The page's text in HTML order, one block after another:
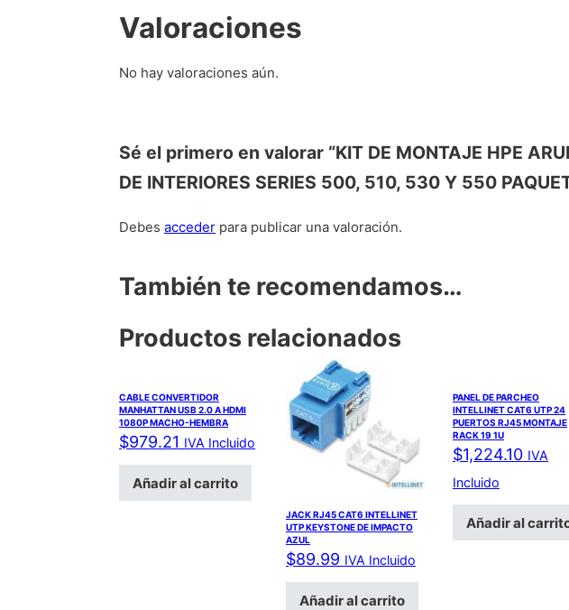
Valoraciones
No hay valoraciones aún.
Sé el primero en valorar “KIT DE MONTAJE HPE
DE INTERIORES SERIES 500, 510, 530 Y 550
Debes acceder para publicar una valoración.
También te recomendamos…
Productos relacionados
CABLE CONVERTIDOR
MANHATTAN USB 2.0 A HDMI
1080P MACHO-HEMBRA
$979.21 IVA Incluido
Añadir al carrito
JACK RJ45 CAT6 INTELLINET
UTP KEYSTONE DE IMPACTO
AZUL
$89.99 IVA Incluido
Añadir al carrito
PANEL DE PARCHEO
INTELLINET CAT6 UTP 24
PUERTOS RJ45 MONTAJE
RACK 19 1U
$1,224.10 IVA
Incluido
Añadir al